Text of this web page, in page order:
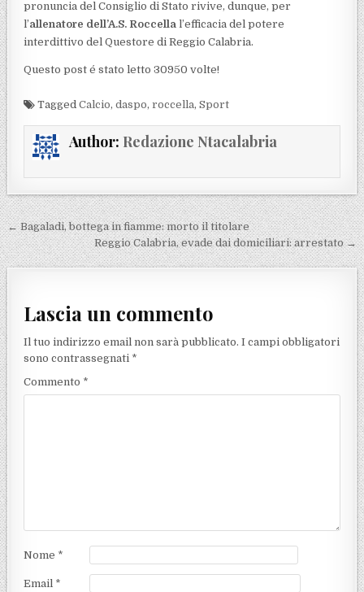
pronuncia del Consiglio di Stato rivive, dunque, per
l’allenatore dell’A.S. Roccella l’efficacia del potere
interdittivo del Questore di Reggio Calabria.
Questo post é stato letto 30950 volte!
TaggedCalcio,daspo,roccella,Sport
Author: Redazione Ntacalabria
Navigazione articoli
← Bagaladi, bottega in fiamme: morto il titolare
Reggio Calabria, evade dai domiciliari: arrestato →
Lascia un commento
Il tuo indirizzo email non sarà pubblicato. I campi obbligatori
sono contrassegnati *
Commento *
Nome *
Email *